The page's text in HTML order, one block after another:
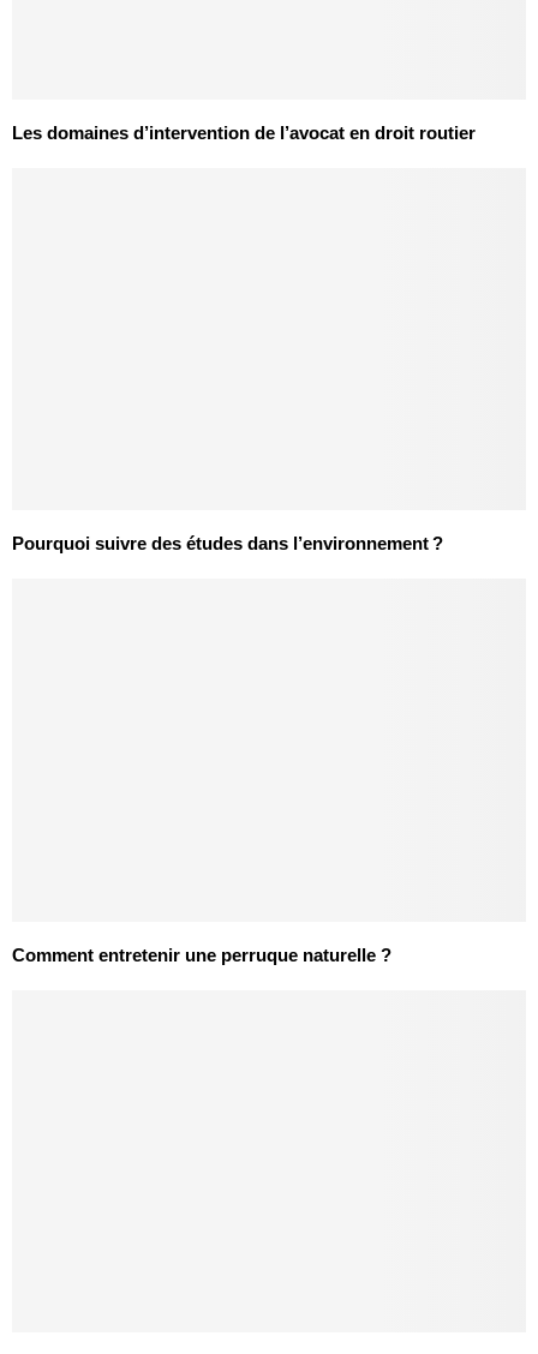
Les domaines d’intervention de l’avocat en droit routier
Pourquoi suivre des études dans l’environnement ?
Comment entretenir une perruque naturelle ?